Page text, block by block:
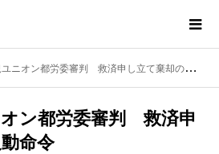
ニオン都労委審判 救済申し立て棄却の反動命令
ン都労委審判 救済申
命令